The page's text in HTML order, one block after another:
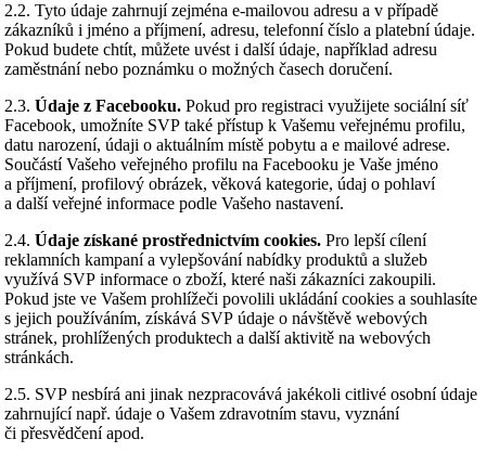
2.2. Tyto údaje zahrnují zejména e-mailovou adresu a v případě
zákazníků i jméno a příjmení, adresu, telefonní číslo a platební údaje.
Pokud budete chtít, můžete uvést i další údaje, například adresu
zaměstnání nebo poznámku o možných časech doručení.
2.3. Údaje z Facebooku.Pokud pro registraci využijete sociální síť
Facebook, umožníte SVP také přístup k Vašemu veřejnému profilu,
datu narození, údaji o aktuálním místě pobytu a e mailové adrese.
Součástí Vašeho veřejného profilu na Facebooku je Vaše jméno
a příjmení, profilový obrázek, věková kategorie, údaj o pohlaví
a další veřejné informace podle Vašeho nastavení.
2.4. Údaje získané prostřednictvím cookies.Pro lepší cílení
reklamních kampaní a vylepšování nabídky produktů a služeb
využívá SVP informace o zboží, které naši zákazníci zakoupili.
Pokud jste ve Vašem prohlížeči povolili ukládání cookies a souhlasíte
s jejich používáním, získává SVP údaje o návštěvě webových
stránek, prohlížených produktech a další aktivitě na webových
stránkách.
2.5. SVP nesbírá ani jinak nezpracovává jakékoli citlivé osobní údaje
zahrnující např. údaje o Vašem zdravotním stavu, vyznání
či přesvědčení apod.